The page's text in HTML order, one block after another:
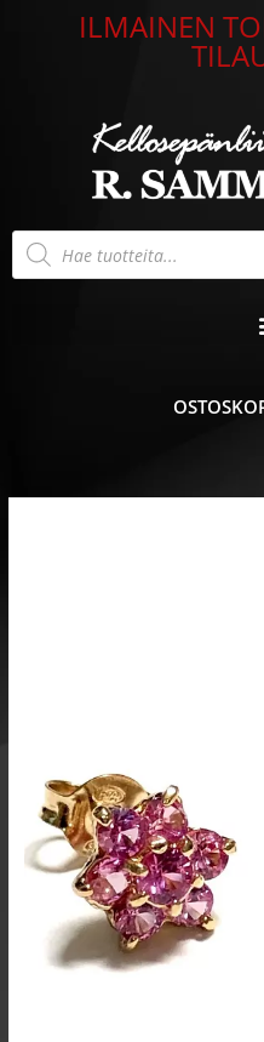
ILMAINEN
Products
search